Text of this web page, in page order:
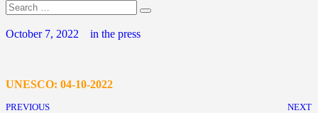
October 7, 2022 in the press
UNESCO: 04-10-2022
PREVIOUS NEXT